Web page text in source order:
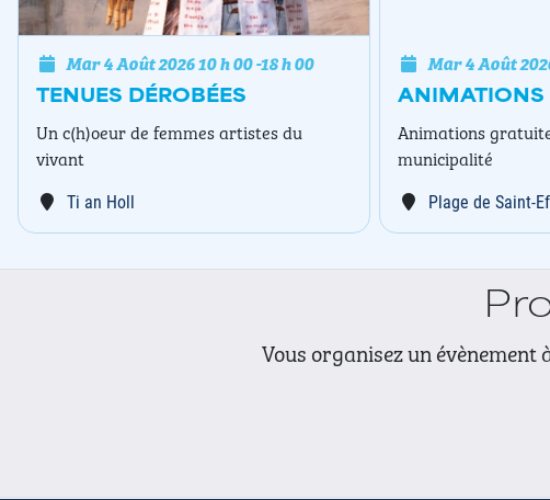
TENUES DÉROBÉES
Mar 4 Août 202610 h 00-18 h 00
Ti an Holl
Un c(h)oeur de femmes artistes du
vivant
ANIMATIONS
Mar 4 Août
Plage de Saint-
Animations
municipalité
Vous organisez un